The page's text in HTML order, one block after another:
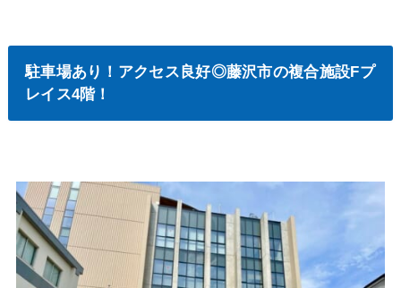
駐車場あり！アクセス良好◎藤沢市の複合施設Fプ
レイス4階！